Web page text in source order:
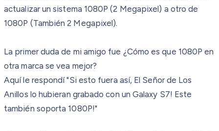
actualizar un sistema 1080P (2 Megapixel) a otro de
1080P (También 2 Megapixel).
La primer duda de mi amigo fue ¿Cómo es que 1080P en
otra marca se vea mejor?
Aquí le respondí "Si esto fuera así, El Señor de Los
Anillos lo hubieran grabado con un Galaxy S7! Este
también soporta 1080P!"